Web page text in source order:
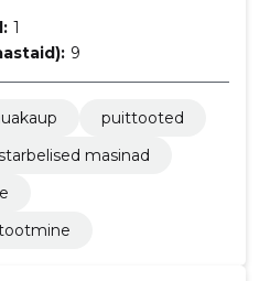
1
9
puittooted
masinad